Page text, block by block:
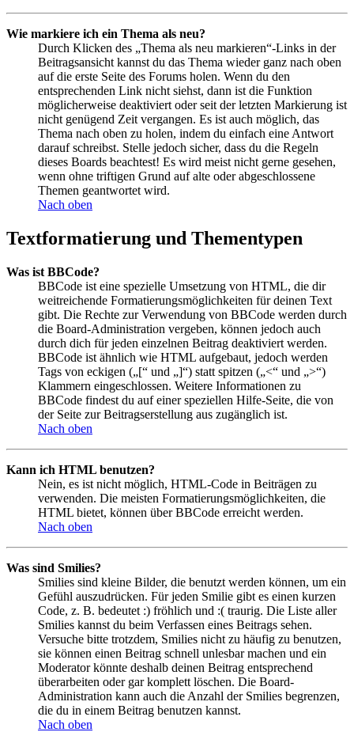
Wie markiere ich ein Thema als neu?
Durch Klicken des „Thema als neu markieren“-Links in der
Beitragsansicht kannst du das Thema wieder ganz nach oben
auf die erste Seite des Forums holen. Wenn du den
entsprechenden Link nicht siehst, dann ist die Funktion
möglicherweise deaktiviert oder seit der letzten Markierung ist
nicht genügend Zeit vergangen. Es ist auch möglich, das
Thema nach oben zu holen, indem du einfach eine Antwort
darauf schreibst. Stelle jedoch sicher, dass du die Regeln
dieses Boards beachtest! Es wird meist nicht gerne gesehen,
wenn ohne triftigen Grund auf alte oder abgeschlossene
Themen geantwortet wird.
Nach oben
Textformatierung und Thementypen
Was ist BBCode?
BBCode ist eine spezielle Umsetzung von HTML, die dir
weitreichende Formatierungsmöglichkeiten für deinen Text
gibt. Die Rechte zur Verwendung von BBCode werden durch
die Board-Administration vergeben, können jedoch auch
durch dich für jeden einzelnen Beitrag deaktiviert werden.
BBCode ist ähnlich wie HTML aufgebaut, jedoch werden
Tags von eckigen („[“ und „]“) statt spitzen („<“ und „>“)
Klammern eingeschlossen. Weitere Informationen zu
BBCode findest du auf einer speziellen Hilfe-Seite, die von
der Seite zur Beitragserstellung aus zugänglich ist.
Nach oben
Kann ich HTML benutzen?
Nein, es ist nicht möglich, HTML-Code in Beiträgen zu
verwenden. Die meisten Formatierungsmöglichkeiten, die
HTML bietet, können über BBCode erreicht werden.
Nach oben
Was sind Smilies?
Smilies sind kleine Bilder, die benutzt werden können, um ein
Gefühl auszudrücken. Für jeden Smilie gibt es einen kurzen
Code, z. B. bedeutet :) fröhlich und :( traurig. Die Liste aller
Smilies kannst du beim Verfassen eines Beitrags sehen.
Versuche bitte trotzdem, Smilies nicht zu häufig zu benutzen,
sie können einen Beitrag schnell unlesbar machen und ein
Moderator könnte deshalb deinen Beitrag entsprechend
überarbeiten oder gar komplett löschen. Die Board-
Administration kann auch die Anzahl der Smilies begrenzen,
die du in einem Beitrag benutzen kannst.
Nach oben